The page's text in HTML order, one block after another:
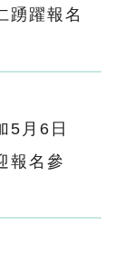
踴躍報名
5月6日
報名參